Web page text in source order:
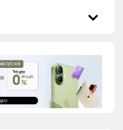
iPhone 17 Pro Max cũ
cũ- iPhone 16 Pro Max 256GB cũ
cũ-iPhone 15 Pro 128GB cũ
256GB cũ
iPhone 15 Series cũ
iPhone 12 Pro Max 128GB